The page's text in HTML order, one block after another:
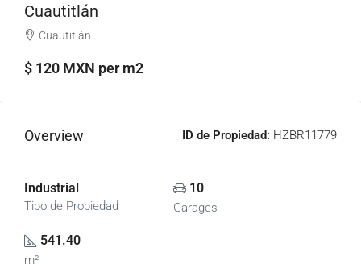
Cuautitlán
Cuautitlán
$ 120 MXN per m2
Overview ID de Propiedad: HZBR11779
Industrial
Tipo de Propiedad
10
Garages
541.40
m²